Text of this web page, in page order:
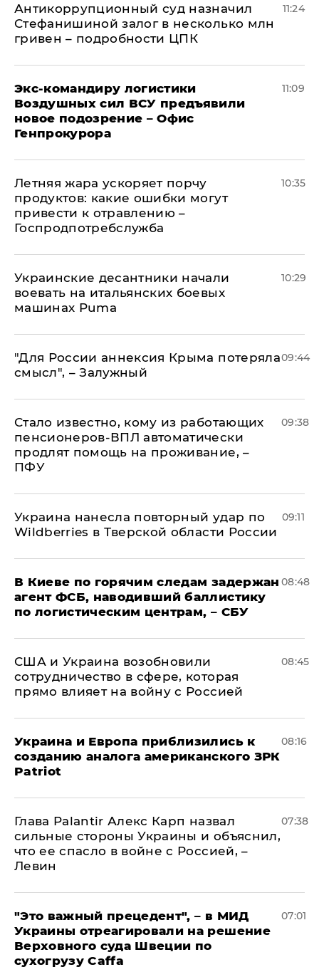
Антикоррупционный суд назначил
Стефанишиной залог в несколько млн
гривен – подробности ЦПК
11:24
Экс-командиру логистики
Воздушных сил ВСУ предъявили
новое подозрение – Офис
Генпрокурора
11:09
Летняя жара ускоряет порчу
продуктов: какие ошибки могут
привести к отравлению –
Госпродпотребслужба
10:35
Украинские десантники начали
воевать на итальянских боевых
машинах Puma
10:29
"Для России аннексия Крыма потеряла
смысл", – Залужный
09:44
Стало известно, кому из работающих
пенсионеров-ВПЛ автоматически
продлят помощь на проживание, –
ПФУ
09:38
Украина нанесла повторный удар по
Wildberries в Тверской области России
09:11
В Киеве по горячим следам задержан
агент ФСБ, наводивший баллистику
по логистическим центрам, – СБУ
08:48
США и Украина возобновили
сотрудничество в сфере, которая
прямо влияет на войну с Россией
08:45
Украина и Европа приблизились к
созданию аналога американского ЗРК
Patriot
08:16
Глава Palantir Алекс Карп назвал
сильные стороны Украины и объяснил,
что ее спасло в войне с Россией, –
Левин
07:38
"Это важный прецедент", – в МИД
Украины отреагировали на решение
Верховного суда Швеции по
сухогрузу Caffa
07:01